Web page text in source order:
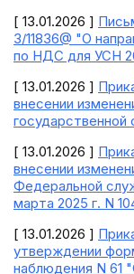
[ 13.01.2026 ]
3/11836@ "О
по НДС для УСН
[ 13.01.2026 ]
внесении
государственной
[ 13.01.2026 ]
внесении
Федеральной
марта 2025 г. N
[ 13.01.2026 ]
утверждении
наблюдения N 61